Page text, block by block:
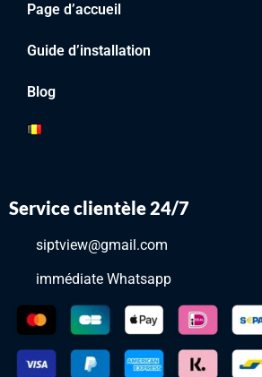
Page d’accueil
Guide d’installation
Blog
Service clientèle 24/7
siptview@gmail.com
immédiate Whatsapp